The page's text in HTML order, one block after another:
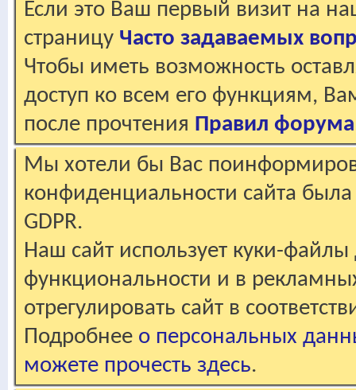
Если это Ваш первый визит на
страницу Часто задаваемых
Чтобы иметь возможность
доступ ко всем его функциям,
после прочтения Правил форума
Мы хотели бы Вас
конфиденциальности сайта
GDPR.
Наш сайт использует куки-файлы
функциональности и в
отрегулировать сайт в
Подробнее о персональных
можете прочесть здесь.